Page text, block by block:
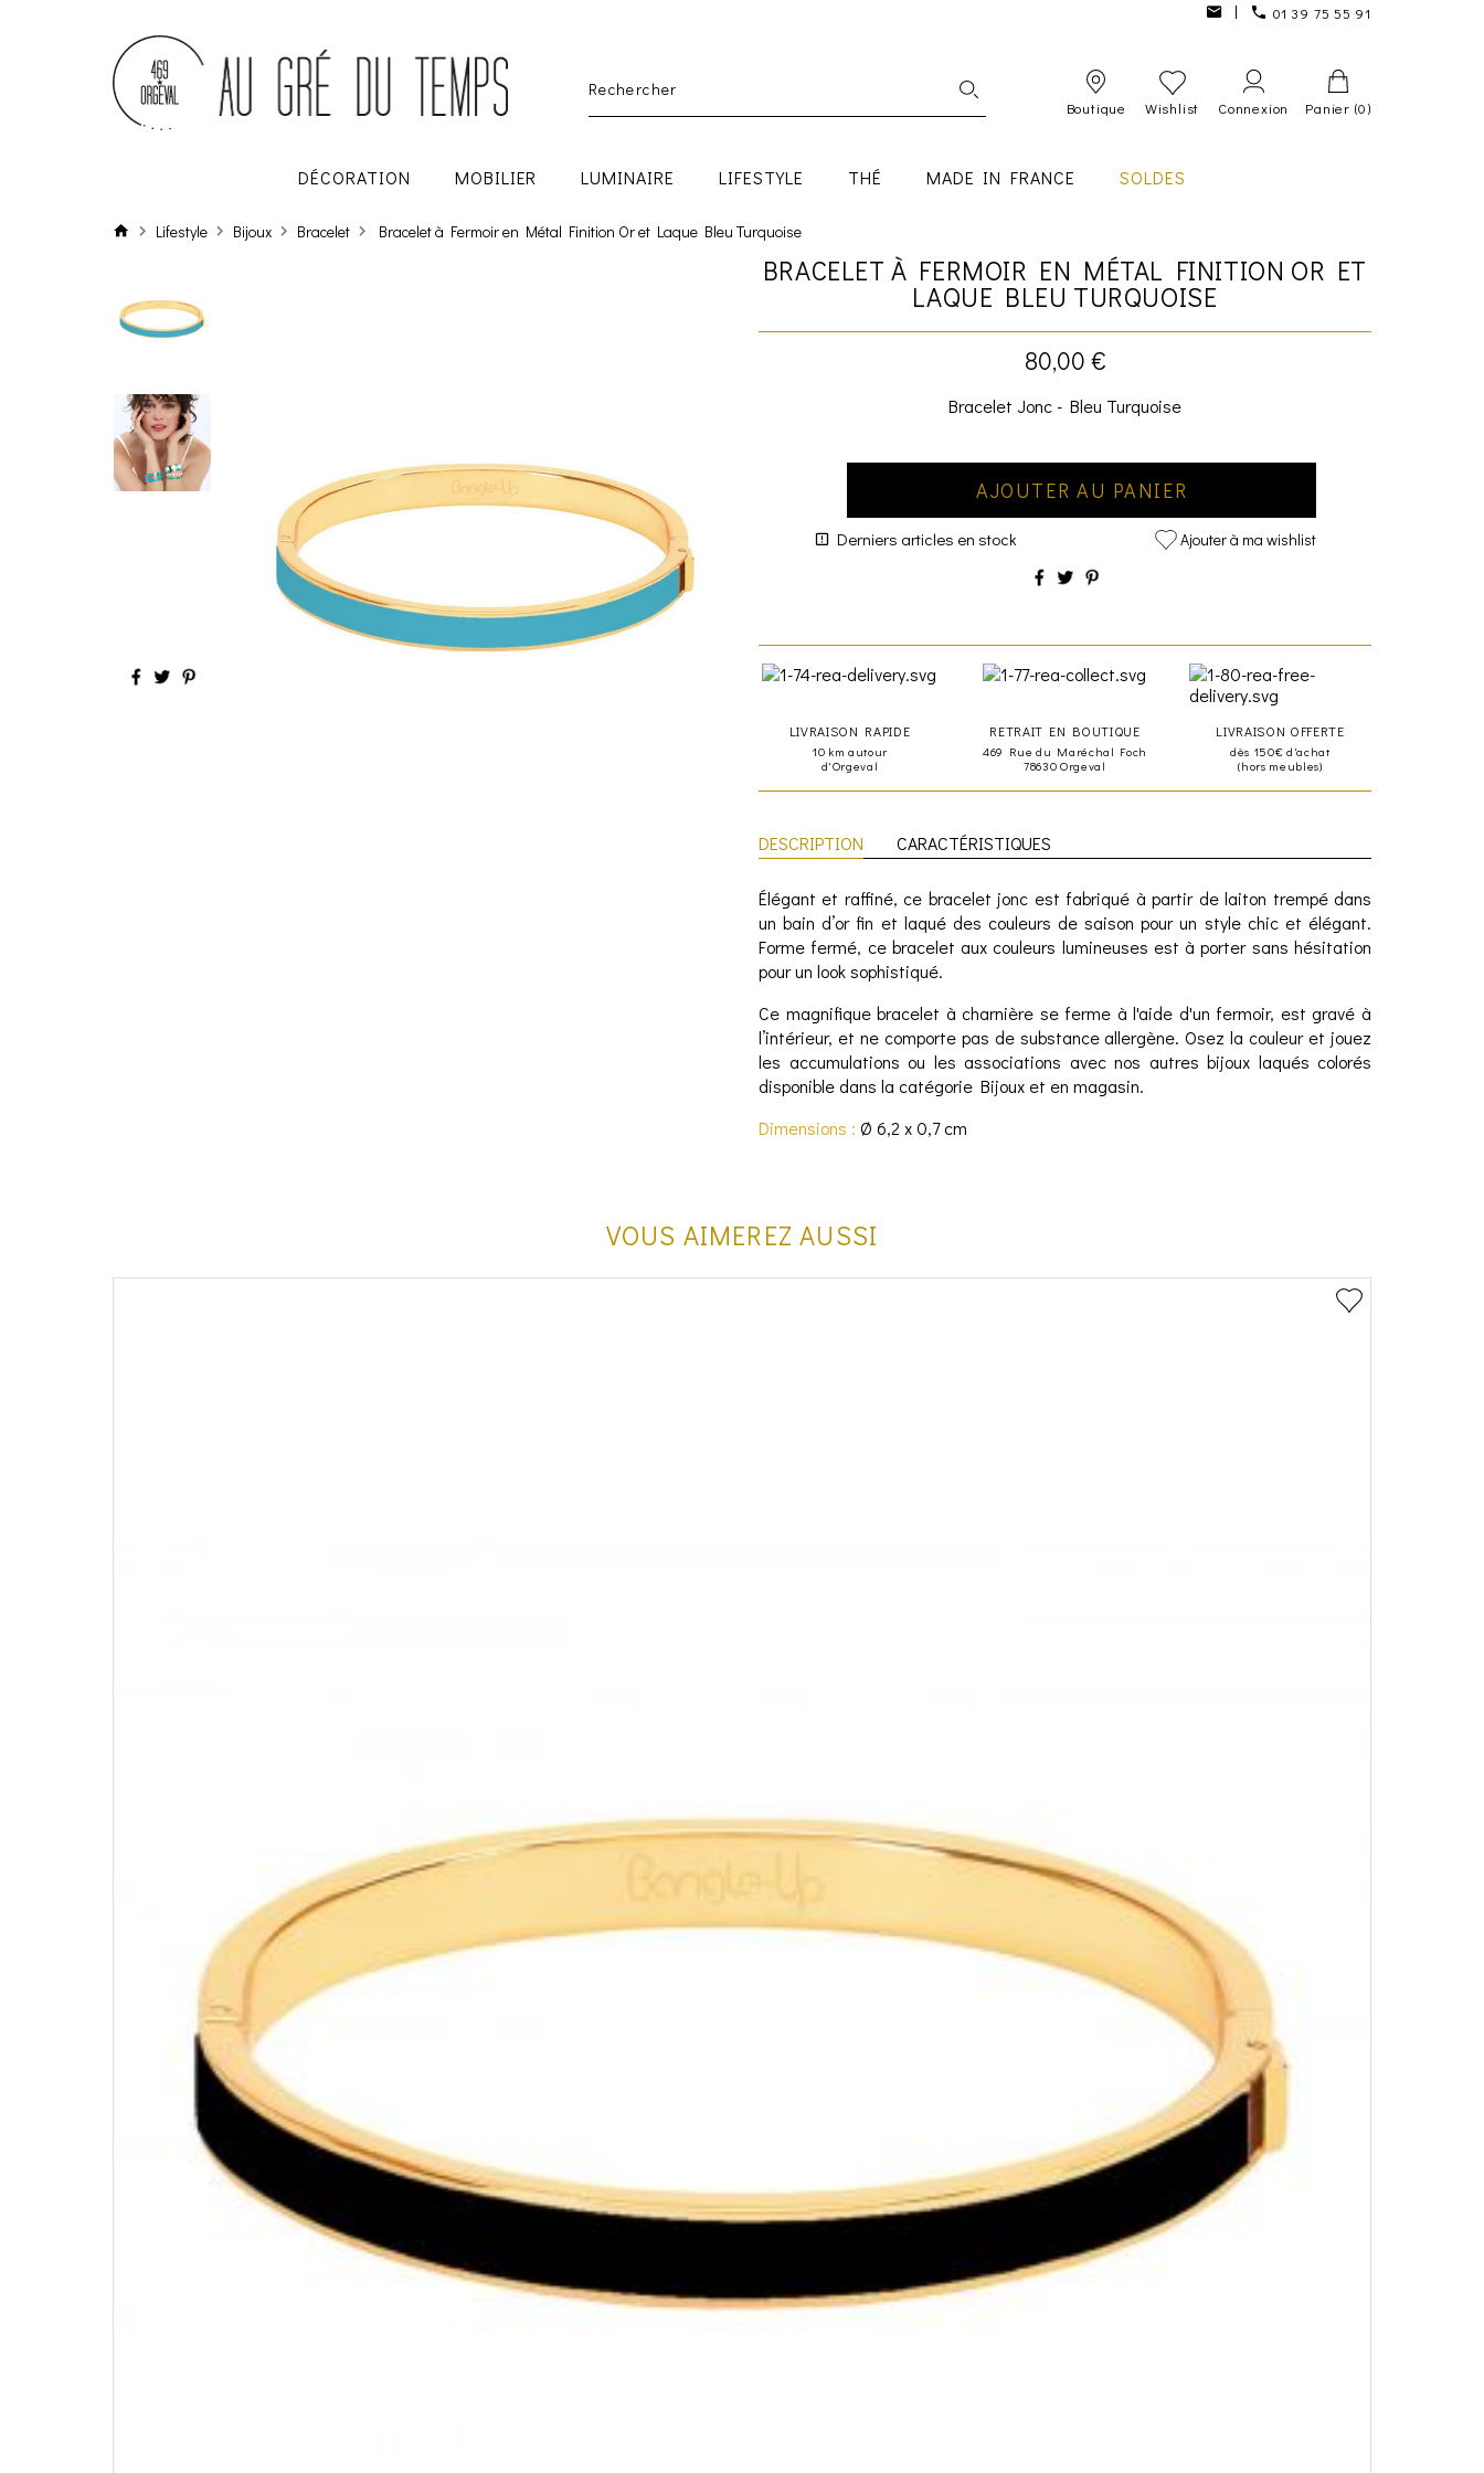
01 39 75 55 91
Boutique Wishlist Connexion Panier (0)
DÉCORATION MOBILIER LUMINAIRE LIFESTYLE THÉ MADE IN FRANCE SOLDES
Lifestyle Bijoux Bracelet Bracelet à Fermoir en Métal Finition Or et Laque Bleu Turquoise
BRACELET À FERMOIR EN MÉTAL FINITION OR ET
LAQUE BLEU TURQUOISE
80,00 €
Bracelet Jonc - Bleu Turquoise
AJOUTER AU PANIER
Derniers articles en stock Ajouter à ma wishlist
LIVRAISON RAPIDE
10 km autour
d'Orgeval
RETRAIT EN BOUTIQUE
469 Rue du Maréchal Foch
78630 Orgeval
LIVRAISON OFFERTE
dès 150€ d'achat
(hors meubles)
DESCRIPTION CARACTÉRISTIQUES
Élégant et raffiné, ce bracelet jonc est fabriqué à partir de laiton trempé dans
un bain d’or fin et laqué des couleurs de saison pour un style chic et élégant.
Forme fermé, ce bracelet aux couleurs lumineuses est à porter sans hésitation
pour un look sophistiqué.
Ce magnifique bracelet à charnière se ferme à l'aide d'un fermoir, est gravé à
l’intérieur, et ne comporte pas de substance allergène. Osez la couleur et jouez
les accumulations ou les associations avec nos autres bijoux laqués colorés
disponible dans la catégorie Bijoux et en magasin.
Dimensions : Ø 6,2 x 0,7 cm
VOUS AIMEREZ AUSSI